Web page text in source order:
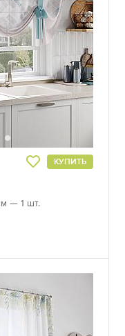
КУПИТЬ
— 1 шт.